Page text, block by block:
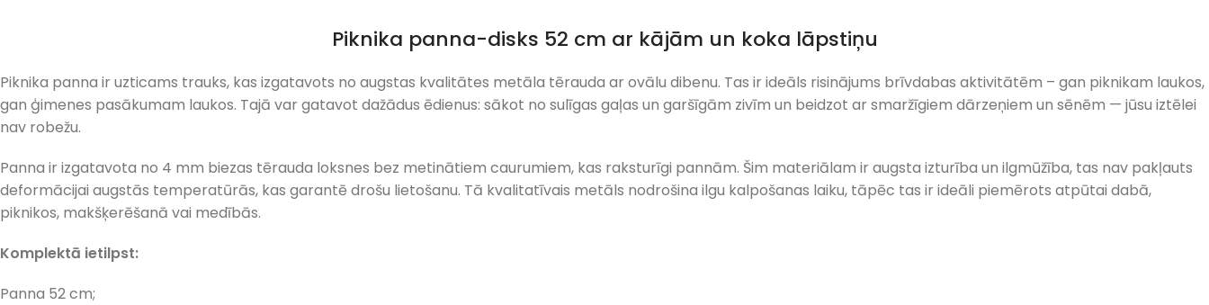
Piknika panna-disks 52 cm ar kājām un koka lāpstiņu
Piknika panna ir uzticams trauks, kas izgatavots no augstas kvalitātes metāla tērauda ar ovālu dibenu. Tas ir ideāls risinājums brīvdabas aktivitātēm – gan piknikam laukos,
gan ģimenes pasākumam laukos. Tajā var gatavot dažādus ēdienus: sākot no sulīgas gaļas un garšīgām zivīm un beidzot ar smaržīgiem dārzeņiem un sēnēm — jūsu iztēlei
nav robežu.
Panna ir izgatavota no 4 mm biezas tērauda loksnes bez metinātiem caurumiem, kas raksturīgi pannām. Šim materiālam ir augsta izturība un ilgmūžība, tas nav pakļauts
deformācijai augstās temperatūrās, kas garantē drošu lietošanu. Tā kvalitatīvais metāls nodrošina ilgu kalpošanas laiku, tāpēc tas ir ideāli piemērots atpūtai dabā,
piknikos, makšķerēšanā vai medībās.
Komplektā ietilpst:
Panna 52 cm;